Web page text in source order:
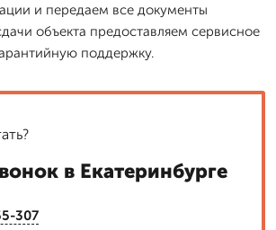
и передаем все документы
объекта предоставляем сервисное
поддержку.
в Екатеринбурге
307